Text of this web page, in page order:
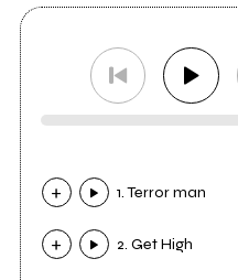
1. Terror man
2. Get High